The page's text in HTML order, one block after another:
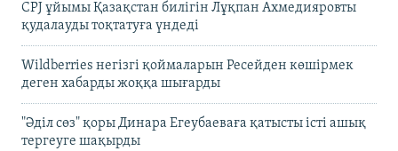
CPJ ұйымы Қазақстан билігін Лұқпан Ахмедияровты
қудалауды тоқтатуға үндеді
Wildberries негізгі қоймаларын Ресейден көшірмек
деген хабарды жоққа шығарды
"Әділ сөз" қоры Динара Егеубаеваға қатысты істі ашық
тергеуге шақырды